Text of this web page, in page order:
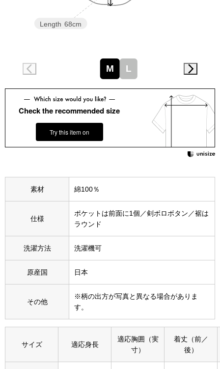
Miss Kyouko／ミスキョウコ
ビー すべて見る
財布／コイン
革小物
ポーチ
ウオッチ
ネックレス
ブレスレット
Length 68cm
M L
Check the recommended size
Try this item on
素材 綿100％
仕様
ポケットは前面に1個／剣ボロボタン／裾は
ラウンド
洗濯方法 洗濯機可
原産国 日本
その他
※柄の出方が写真と異なる場合がありま
す。
サイズ 適応身長
適応胸囲（実
寸）
着丈（前／
後）